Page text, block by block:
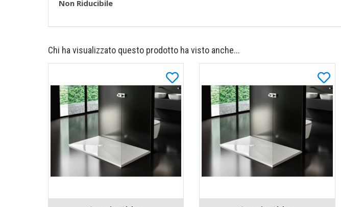
Non Riducibile
Chi ha visualizzato questo prodotto ha visto anche...